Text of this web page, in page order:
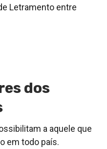
Letramento entre
dos
a aquele que
em todo país.